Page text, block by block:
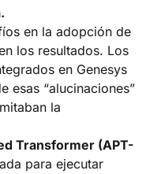
en la adopción de
los resultados. Los
en Genesys
esas “alucinaciones”
la
Transformer (APT-
para ejecutar